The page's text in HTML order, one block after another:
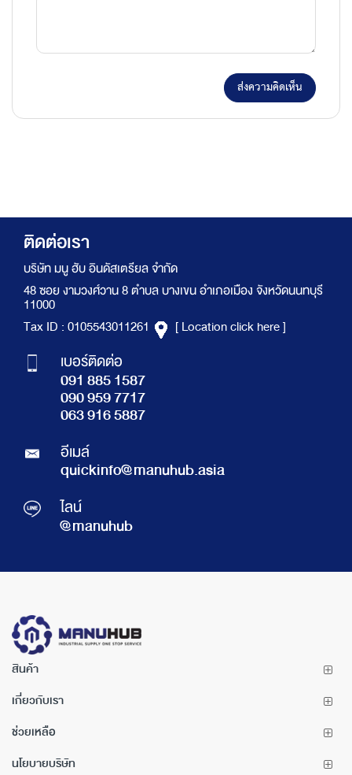
ส่งความคิดเห็น
ติดต่อเรา
บริษัท มนู ฮับ อินดัสเตรียล จำกัด
48 ซอย งามวงศ์วาน 8 ตำบล บางเขน อำเภอเมือง จังหวัดนนทบุรี
11000
Tax ID : 0105543011261
[ Location click here ]
เบอร์ติดต่อ
091 885 1587
090 959 7717
063 916 5887
อีเมล์
quickinfo@manuhub.asia
ไลน์
@manuhub
สินค้า
เกี่ยวกับเรา
ช่วยเหลือ
นโยบายบริษัท